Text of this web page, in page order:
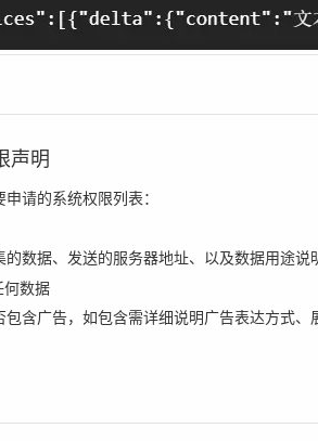
声明
请的系统权限列表：
的数据、发送的服务器地址、以及数据用途说
数据
包含广告，如包含需详细说明广告表达方式、